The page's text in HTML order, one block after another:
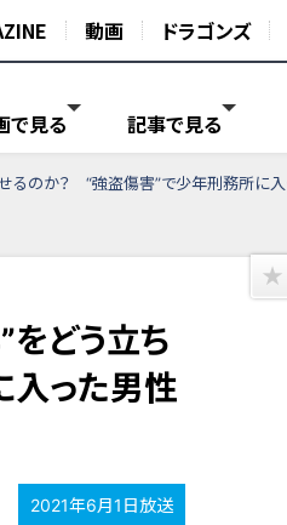
動画 ドラゴンズ
で見る 記事で見る
のか？ “強盗傷害”で少年刑務所に入
どう立ち
入った男性
2021年6月1日放送